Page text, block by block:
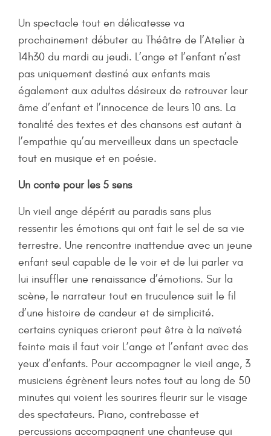
Un spectacle tout en délicatesse va
prochainement débuter au Théâtre de l’Atelier à
14h30 du mardi au jeudi. L’ange et l’enfant n’est
pas uniquement destiné aux enfants mais
également aux adultes désireux de retrouver leur
âme d’enfant et l’innocence de leurs 10 ans. La
tonalité des textes et des chansons est autant à
l’empathie qu’au merveilleux dans un spectacle
tout en musique et en poésie.
Un conte pour les 5 sens
Un vieil ange dépérit au paradis sans plus
ressentir les émotions qui ont fait le sel de sa vie
terrestre. Une rencontre inattendue avec un jeune
enfant seul capable de le voir et de lui parler va
lui insuffler une renaissance d’émotions. Sur la
scène, le narrateur tout en truculence suit le fil
d’une histoire de candeur et de simplicité.
certains cyniques crieront peut être à la naïveté
feinte mais il faut voir L’ange et l’enfant avec des
yeux d’enfants. Pour accompagner le vieil ange, 3
musiciens égrènent leurs notes tout au long de 50
minutes qui voient les sourires fleurir sur le visage
des spectateurs. Piano, contrebasse et
percussions accompagnent une chanteuse qui